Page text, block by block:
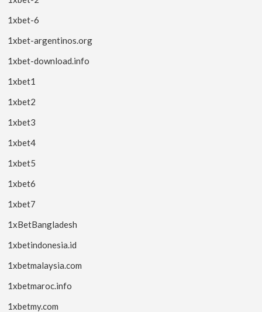
1xbet-6
1xbet-argentinos.org
1xbet-download.info
1xbet1
1xbet2
1xbet3
1xbet4
1xbet5
1xbet6
1xbet7
1xBetBangladesh
1xbetindonesia.id
1xbetmalaysia.com
1xbetmaroc.info
1xbetmy.com